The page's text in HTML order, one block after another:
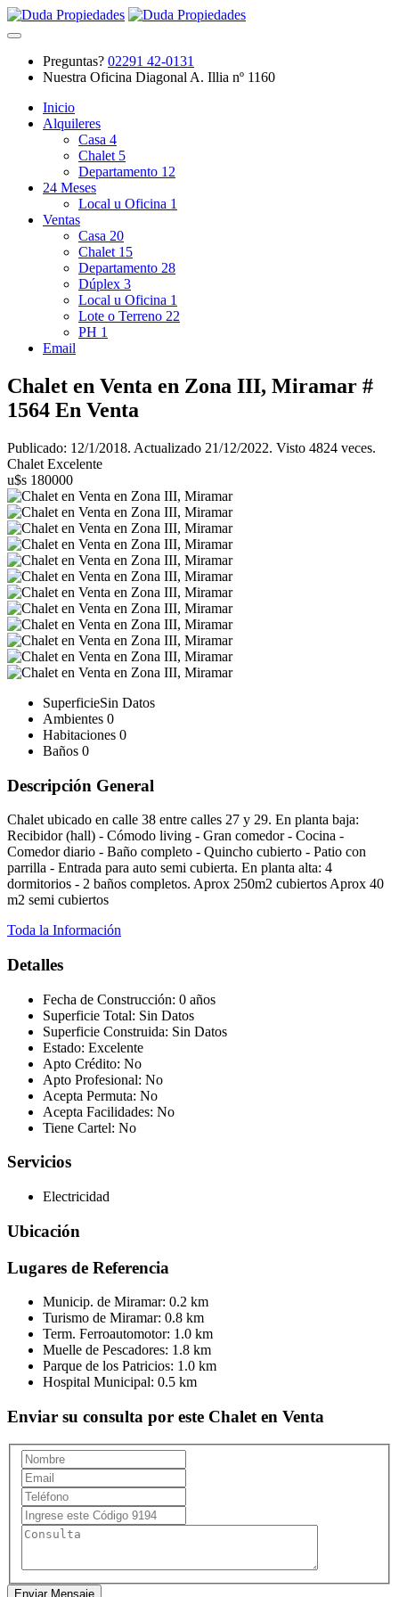
Preguntas? 02291 42-0131
Nuestra Oficina Diagonal A. Illia nº 1160
Inicio
Alquileres
Casa 4
Chalet 5
Departamento 12
24 Meses
Local u Oficina 1
Ventas
Casa 20
Chalet 15
Departamento 28
Dúplex 3
Local u Oficina 1
Lote o Terreno 22
PH 1
Email
Chalet en Venta en Zona III, Miramar #
1564 En Venta
Publicado: 12/1/2018. Actualizado 21/12/2022. Visto 4824 veces.
Chalet Excelente
u$s 180000
SuperficieSin Datos
Ambientes 0
Habitaciones 0
Baños 0
Descripción General
Chalet ubicado en calle 38 entre calles 27 y 29. En planta baja:
Recibidor (hall) - Cómodo living - Gran comedor - Cocina -
Comedor diario - Baño completo - Quincho cubierto - Patio con
parrilla - Entrada para auto semi cubierta. En planta alta: 4
dormitorios - 2 baños completos. Aprox 250m2 cubiertos Aprox 40
m2 semi cubiertos
Toda la Información
Detalles
Fecha de Construcción: 0 años
Superficie Total: Sin Datos
Superficie Construida: Sin Datos
Estado: Excelente
Apto Crédito: No
Apto Profesional: No
Acepta Permuta: No
Acepta Facilidades: No
Tiene Cartel: No
Servicios
Electricidad
Ubicación
Lugares de Referencia
Municip. de Miramar: 0.2 km
Turismo de Miramar: 0.8 km
Term. Ferroautomotor: 1.0 km
Muelle de Pescadores: 1.8 km
Parque de los Patricios: 1.0 km
Hospital Municipal: 0.5 km
Enviar su consulta por este Chalet en Venta